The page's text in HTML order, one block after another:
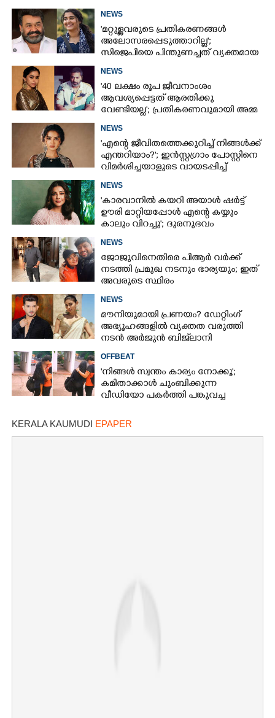
NEWS
'മറ്റുള്ളവരുടെ പ്രതികരണങ്ങൾ
അലോസരപ്പെടുത്താറില്ല';
സിജെപിയെ പിന്തുണച്ചത് വ്യക്തമായ
മോഹൻലാൽ
NEWS
'40 ലക്ഷം രൂപ ജീവനാംശം
ആവശ്യപ്പെട്ടത് ആരതിക്കു
വേണ്ടിയല്ല'; പ്രതികരണവുമായി അമ്മ
NEWS
'എന്റെ ജീവിതത്തെക്കുറിച്ച്‌ നിങ്ങൾക്ക്‌
എന്തറിയാം?'; ഇൻസ്റ്റഗ്രാം പോസ്റ്റിനെ
വിമർശിച്ചയാളുടെ വായടപ്പിച്ച്
NEWS
'കാരവാനിൽ കയറി അയാൾ ഷർട്ട്
ഊരി മാറ്റിയപ്പോൾ എന്റെ കയ്യും
കാലും വിറച്ചു'; ദുരനുഭവം
NEWS
ജോജുവിനെതിരെ പിആ‌ർ വർക്ക്
നടത്തി പ്രമുഖ നടനും ഭാര്യയും; ഇത്
അവരുടെ സ്ഥിരം
മേനോൻ
NEWS
മൗനിയുമായി പ്രണയം? ഡേറ്റിംഗ്
അഭ്യൂഹങ്ങളിൽ വ്യക്തത വരുത്തി
നടൻ അർജുൻ ബിജ്‌ലാനി
OFFBEAT
'നിങ്ങൾ സ്വന്തം കാര്യം നോക്കൂ';
കമിതാക്കാൾ ചുംബിക്കുന്ന
വീഡിയോ പകർത്തി പങ്കുവച്ച
KERALA KAUMUDI EPAPER